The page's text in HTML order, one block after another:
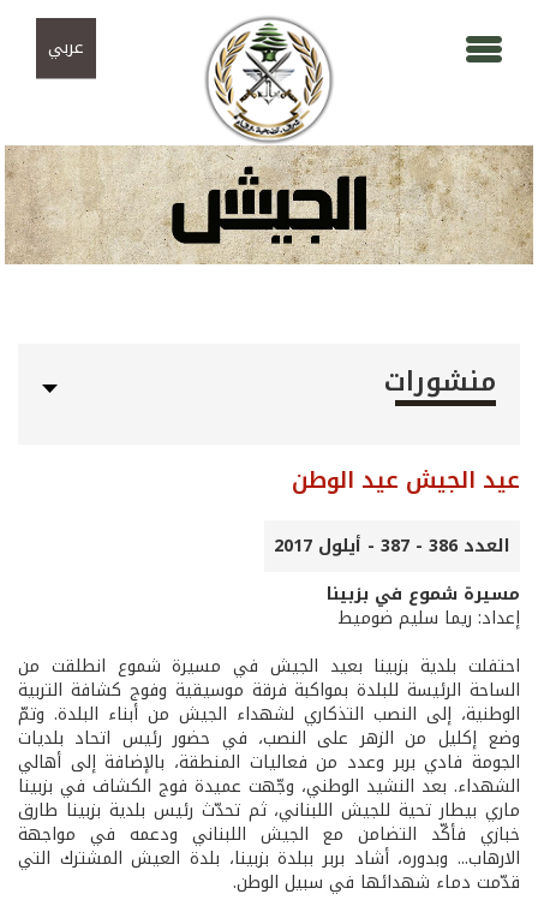
عربي
منشورات
عيد الجيش عيد الوطن
العدد 386 - 387 - أيلول 2017
مسيرة شموع في بزبينا
إعداد: ريما سليم ضوميط
احتفلت بلدية بزبينا بعيد الجيش في مسيرة شموع انطلقت من
الساحة الرئيسة للبلدة بمواكبة فرقة موسيقية وفوج كشافة التربية
الوطنية، إلى النصب التذكاري لشهداء الجيش من أبناء البلدة. وتمّ
وضع إكليل من الزهر على النصب، في حضور رئيس اتحاد بلديات
الجومة فادي بربر وعدد من فعاليات المنطقة، بالإضافة إلى أهالي
الشهداء. بعد النشيد الوطني، وجّهت عميدة فوج الكشاف في بزبينا
ماري بيطار تحية للجيش اللبناني، ثم تحدّث رئيس بلدية بزبينا طارق
خبازي فأكّد التضامن مع الجيش اللبناني ودعمه في مواجهة
الارهاب... وبدوره، أشاد بربر ببلدة بزبينا، بلدة العيش المشترك التي
قدّمت دماء شهدائها في سبيل الوطن.